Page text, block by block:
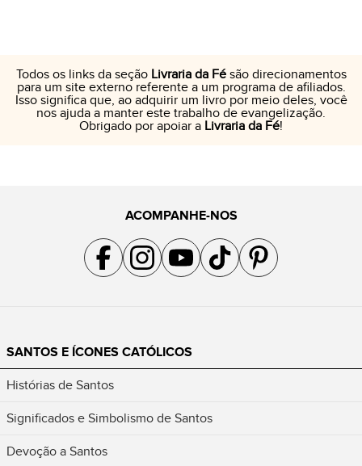
Todos os links da seção Livraria da Fésão direcionamentos
para um site externo referente a um programa de afiliados.
Isso significa que, ao adquirir um livro por meio deles, você
nos ajuda a manter este trabalho de evangelização.
Obrigado por apoiar a Livraria da Fé!
ACOMPANHE-NOS
Acompanhe a gente no Facebook
Acompanhe a gente no Instagram
Acompanhe a gente no YouTube
Acompanhe a gente no TikTok
Acompanhe a gente no
SANTOS E ÍCONES CATÓLICOS
Histórias de Santos
Significados e Simbolismo de Santos
Devoção a Santos